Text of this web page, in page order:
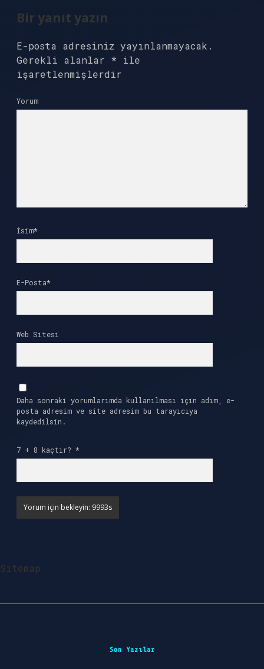
Bir yanıt yazın
E-posta adresiniz yayınlanmayacak.
Gerekli alanlar * ile
işaretlenmişlerdir
Yorum
İsim*
E-Posta*
Web Sitesi
Daha sonraki yorumlarımda kullanılması için adım, e-
posta adresim ve site adresim bu tarayıcıya
kaydedilsin.
7 + 8 kaçtır? *
Sitemap
Son Yazılar